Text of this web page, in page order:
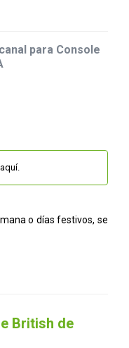
para Console
o días festivos, se
British de